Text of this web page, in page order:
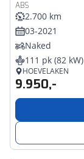
ABS
2.700 km
03-2021
Naked
111 pk (82 kW)
HOEVELAKEN
9.950,-